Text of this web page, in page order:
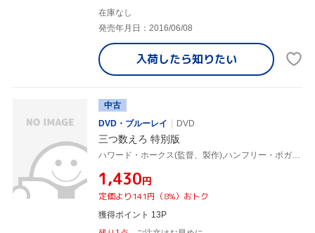
在庫なし
発売年月日：2016/06/08
入荷したら知りたい
中古
DVD・ブルーレイ
DVD
三つ数えろ 特別版
ハワード・ホークス(監督、製作),ハンフリー・ボガート,ローレン・バコール,ジョン・リッジリー
¥1,430円
定価より141円（8%）おトク
獲得ポイント 13P